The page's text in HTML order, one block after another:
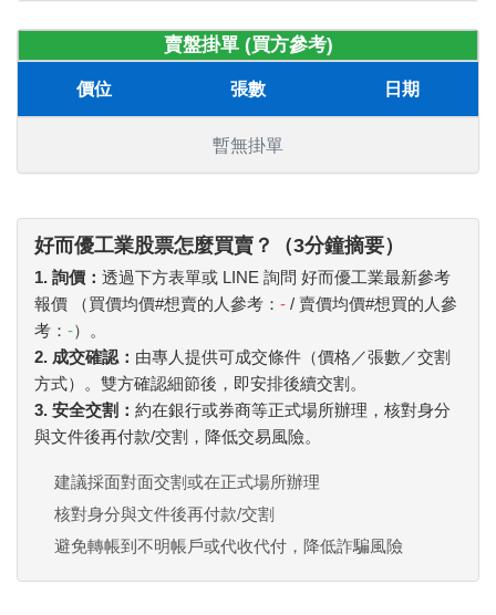
賣盤掛單 (買方參考)
價位 張數 日期
暫無掛單
好而優工業股票怎麼買賣？（3分鐘摘要）
1. 詢價： 透過下方表單或 LINE 詢問 好而優工業最新參考
報價 （買價均價#想賣的人參考： - / 賣價均價#想買的人參
考： -）。
2. 成交確認： 由專人提供可成交條件（價格／張數／交割
方式）。雙方確認細節後，即安排後續交割。
3. 安全交割： 約在銀行或券商等正式場所辦理，核對身分
與文件後再付款/交割，降低交易風險。
建議採面對面交割或在正式場所辦理
核對身分與文件後再付款/交割
避免轉帳到不明帳戶或代收代付，降低詐騙風險